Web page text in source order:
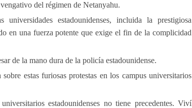
del régimen de Netanyahu.
universidades estadounidenses, incluida la prestigiosa
en una fuerza potente que exige el fin de la complicidad
de la mano dura de la policía estadounidense.
estas furiosas protestas en los campus universitarios
estadounidenses no tiene precedentes. Viví